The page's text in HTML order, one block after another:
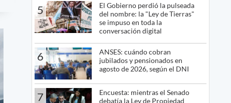
5
El Gobierno perdió la pulseada
del nombre: la "Ley de Tierras"
se impuso en toda la
conversación digital
6
ANSES: cuándo cobran
jubilados y pensionados en
agosto de 2026, según el DNI
7
Encuesta: mientras el Senado
debatía la Ley de Propiedad